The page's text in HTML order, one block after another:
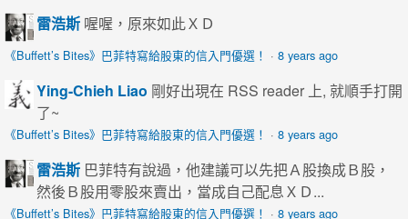
雷浩斯 喔喔，原來如此ＸＤ
《Buffett’s Bites》巴菲特寫給股東的信入門優選！ · 8 years ago
Ying-Chieh Liao 剛好出現在 RSS reader 上, 就順手打開
了~
《Buffett’s Bites》巴菲特寫給股東的信入門優選！ · 8 years ago
雷浩斯 巴菲特有說過，他建議可以先把Ａ股換成Ｂ股，
然後Ｂ股用零股來賣出，當成自己配息ＸＤ...
《Buffett’s Bites》巴菲特寫給股東的信入門優選！ · 8 years ago